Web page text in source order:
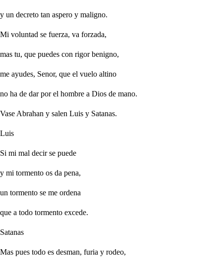
y un decreto tan aspero y maligno.
Mi voluntad se fuerza, va forzada,
mas tu, que puedes con rigor benigno,
me ayudes, Senor, que el vuelo altino
no ha de dar por el hombre a Dios de mano.
Vase Abrahan y salen Luis y Satanas.
Luis
Si mi mal decir se puede
y mi tormento os da pena,
un tormento se me ordena
que a todo tormento excede.
Satanas
Mas pues todo es desman, furia y rodeo,